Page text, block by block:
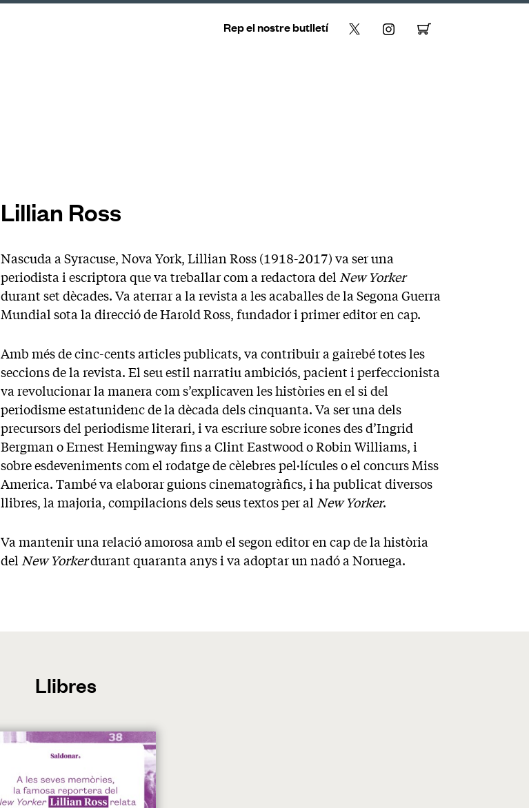
Rep el nostre butlletí
Lillian Ross
Nascuda a Syracuse, Nova York, Lillian Ross (1918-2017) va ser una
periodista i escriptora que va treballar com a redactora del New Yorker
durant set dècades. Va aterrar a la revista a les acaballes de la Segona Guerra
Mundial sota la direcció de Harold Ross, fundador i primer editor en cap.
Amb més de cinc-cents articles publicats, va contribuir a gairebé totes les
seccions de la revista. El seu estil narratiu ambiciós, pacient i perfeccionista
va revolucionar la manera com s’explicaven les històries en el si del
periodisme estatunidenc de la dècada dels cinquanta. Va ser una dels
precursors del periodisme literari, i va escriure sobre icones des d’Ingrid
Bergman o Ernest Hemingway fins a Clint Eastwood o Robin Williams, i
sobre esdeveniments com el rodatge de cèlebres pel·lícules o el concurs Miss
America. També va elaborar guions cinematogràfics, i ha publicat diversos
llibres, la majoria, compilacions dels seus textos per al New Yorker.
Va mantenir una relació amorosa amb el segon editor en cap de la història
del New Yorkerdurant quaranta anys i va adoptar un nadó a Noruega.
Llibres